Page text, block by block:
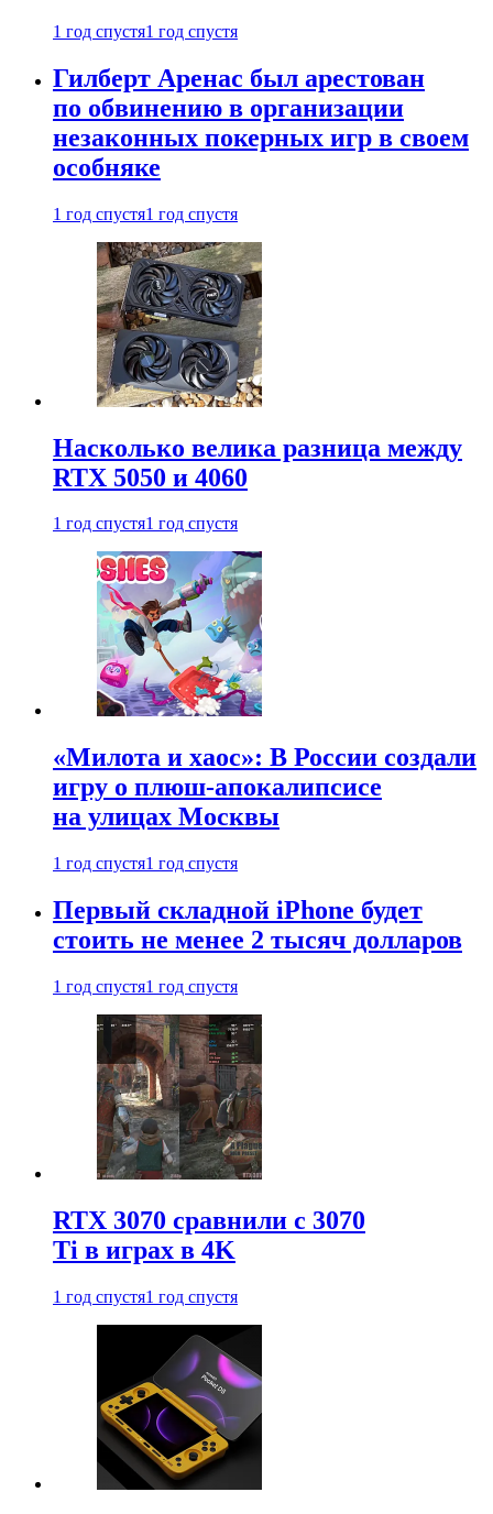
1 год спустя1 год спустя
Гилберт Аренас был арестован
по обвинению в организации
незаконных покерных игр в своем
особняке
1 год спустя1 год спустя
Насколько велика разница между
RTX 5050 и 4060
1 год спустя1 год спустя
«Милота и хаос»: В России создали
игру о плюш-апокалипсисе
на улицах Москвы
1 год спустя1 год спустя
Первый складной iPhone будет
стоить не менее 2 тысяч долларов
1 год спустя1 год спустя
RTX 3070 сравнили с 3070
Ti в играх в 4K
1 год спустя1 год спустя